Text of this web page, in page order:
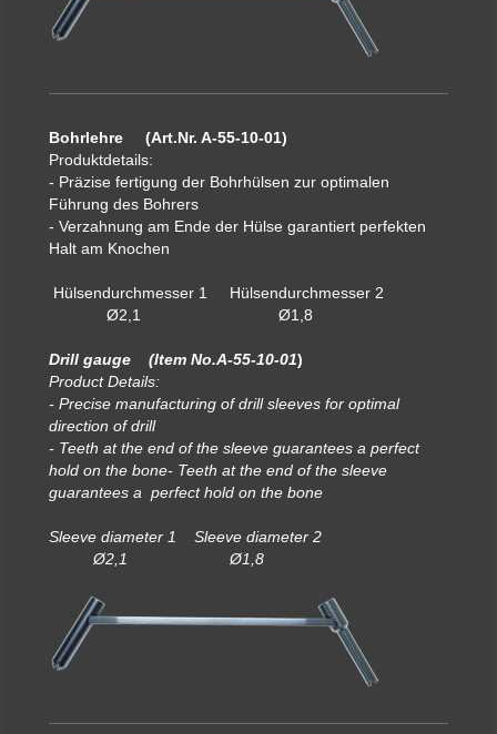
Bohrlehre (Art.Nr. A-55-10-01)
Produktdetails:
- Präzise fertigung der Bohrhülsen zur optimalen
Führung des Bohrers
- Verzahnung am Ende der Hülse garantiert perfekten
Halt am Knochen
Hülsendurchmesser 1 Hülsendurchmesser 2
Ø2,1 Ø1,8
Drill gauge (Item No.A-55-10-01)
Product Details:
- Precise manufacturing of drill sleeves for optimal
direction of drill
- Teeth at the end of the sleeve guarantees a perfect
hold on the bone- Teeth at the end of the sleeve
guarantees a perfect hold on the bone
Sleeve diameter 1 Sleeve diameter 2
Ø2,1 Ø1,8